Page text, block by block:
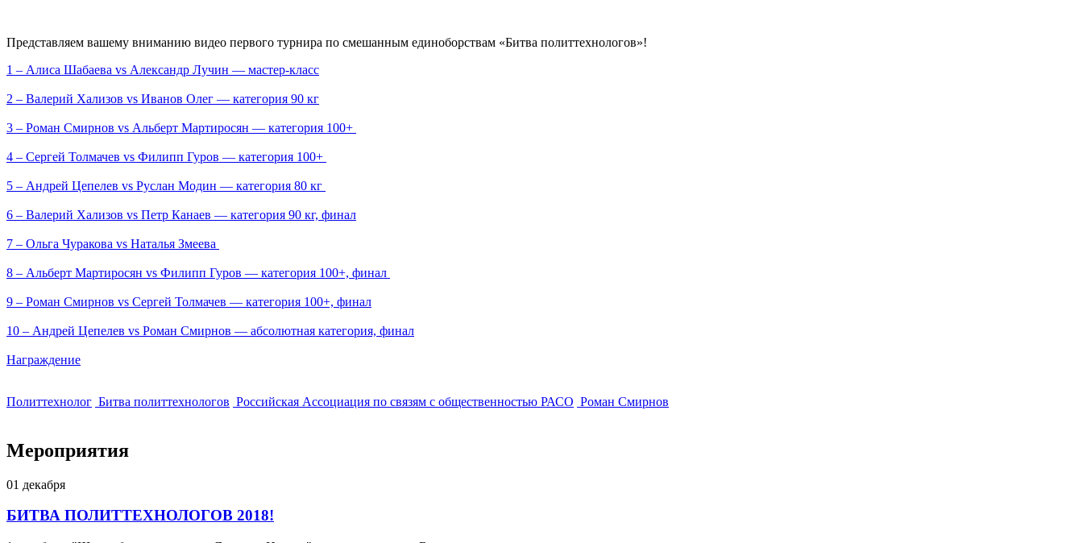
Представляем вашему вниманию видео первого турнира по смешанным единоборствам «Битва политтехнологов»!
1 – Алиса Шабаева vs Александр Лучин — мастер-класс
2 – Валерий Хализов vs Иванов Олег — категория 90 кг
3 – Роман Смирнов vs Альберт Мартиросян — категория 100+
4 – Сергей Толмачев vs Филипп Гуров — категория 100+
5 – Андрей Цепелев vs Руслан Модин — категория 80 кг
6 – Валерий Хализов vs Петр Канаев — категория 90 кг, финал
7 – Ольга Чуракова vs Наталья Змеева
8 – Альберт Мартиросян vs Филипп Гуров — категория 100+, финал
9 – Роман Смирнов vs Сергей Толмачев — категория 100+, финал
10 – Андрей Цепелев vs Роман Смирнов — абсолютная категория, финал
Награждение
Политтехнолог Битва политтехнологов Российская Ассоциация по связям с общественностью РАСО Роман Смирнов
Мероприятия
01 декабря
БИТВА ПОЛИТТЕХНОЛОГОВ 2018!